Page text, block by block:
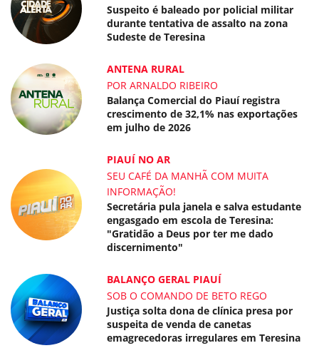
Suspeito é baleado por policial militar
durante tentativa de assalto na zona
Sudeste de Teresina
ANTENA RURAL
POR ARNALDO RIBEIRO
Balança Comercial do Piauí registra
crescimento de 32,1% nas exportações
em julho de 2026
PIAUÍ NO AR
SEU CAFÉ DA MANHÃ COM MUITA
INFORMAÇÃO!
Secretária pula janela e salva estudante
engasgado em escola de Teresina:
"Gratidão a Deus por ter me dado
discernimento"
BALANÇO GERAL PIAUÍ
SOB O COMANDO DE BETO REGO
Justiça solta dona de clínica presa por
suspeita de venda de canetas
emagrecedoras irregulares em Teresina